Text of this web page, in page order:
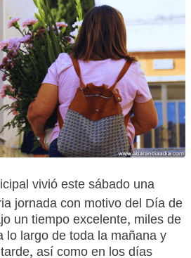
vivió este sábado una
jornada con motivo del Día de
un tiempo excelente, miles de
lo largo de toda la mañana y
así como en los días